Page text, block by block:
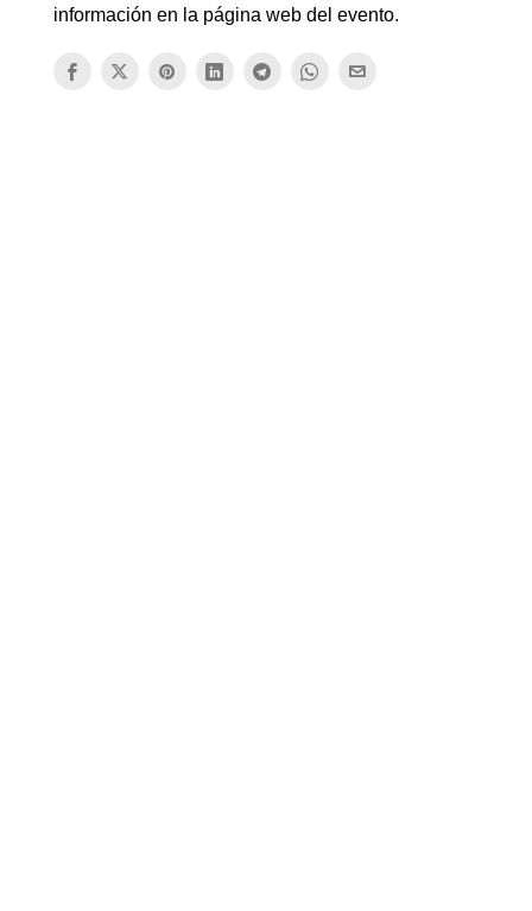
información en la página web del evento.